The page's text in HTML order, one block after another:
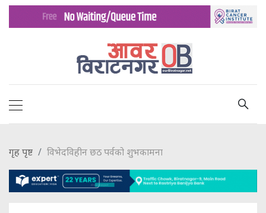
गृह पृष्ट विभेदविहीन छठ पर्वको शुभकामना